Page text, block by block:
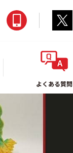
よくある質問